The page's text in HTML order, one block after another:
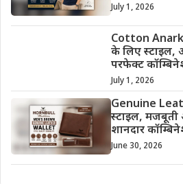
July 1, 2026
Cotton
के लिए स्टाइल,
परफेक्ट
July 1, 2026
Genuine
स्टाइल, मजबूती
शानदार
June 30, 2026